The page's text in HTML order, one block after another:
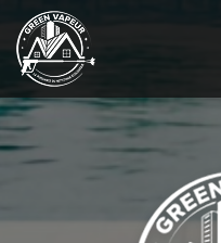
au
contenu
principal